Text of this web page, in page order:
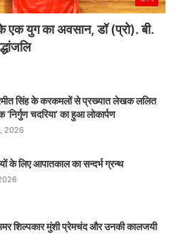
एक युग का अवसान, डॉ (प्रो). बी.
सिंह के करकमलों से प्रख्यात लेखक ललित
‘निर्गुण चदरिया’ का हुआ लोकार्पण
2026
के लिए आपातकाल का सन्दर्भ ग्रन्थ
शिल्पकार मुंशी प्रेमचंद और उनकी कालजयी